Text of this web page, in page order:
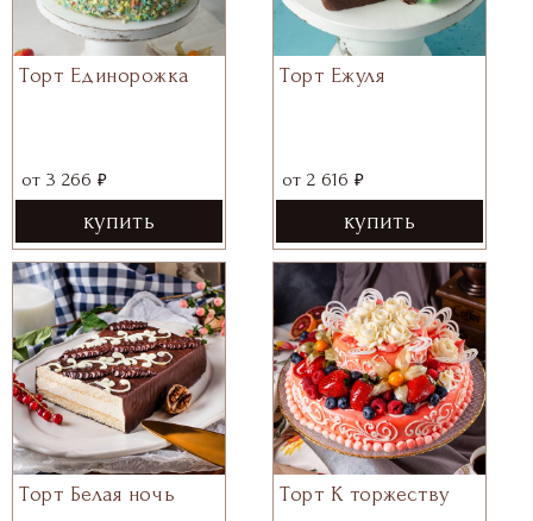
Торт Единорожка
от 3 266 ₽
купить
Торт Ежуля
от 2 616 ₽
купить
Торт Белая ночь Торт К торжеству